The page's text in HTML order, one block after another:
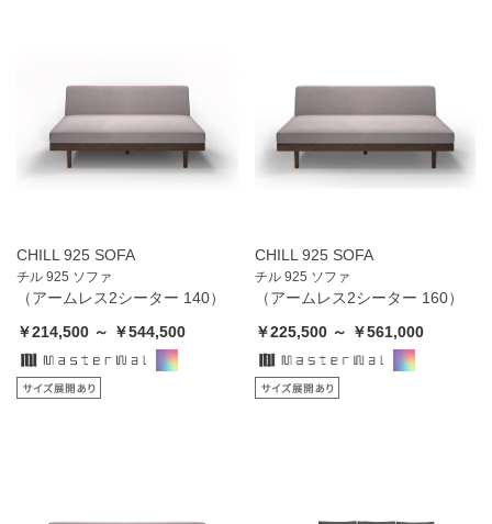
CHILL 925 SOFA
チル 925 ソファ
（アームレス2シーター 140）
￥214,500 ～ ￥544,500
CHILL 925 SOFA
チル 925 ソファ
（アームレス2シーター 160）
￥225,500 ～ ￥561,000